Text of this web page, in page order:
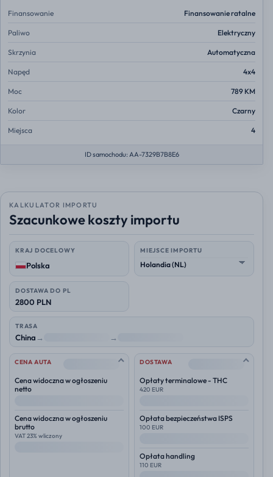
Finansowanie Finansowanie ratalne
Paliwo Elektryczny
Skrzynia Automatyczna
Napęd 4x4
Moc 789 KM
Kolor Czarny
Miejsca 4
ID samochodu: AA-7329B7B8E6
KALKULATOR IMPORTU
Szacunkowe koszty importu
KRAJ DOCELOWY
Polska
MIEJSCE IMPORTU
DOSTAWA DO PL
2800 PLN
TRASA
China→ →
CENA AUTA --
Cena widoczna w ogłoszeniu
netto
Cena widoczna w ogłoszeniu
brutto
VAT 23% wliczony
DOSTAWA --
Opłaty terminalowe - THC
420 EUR
Opłata bezpieczeństwa ISPS
100 EUR
Opłata handling
110 EUR